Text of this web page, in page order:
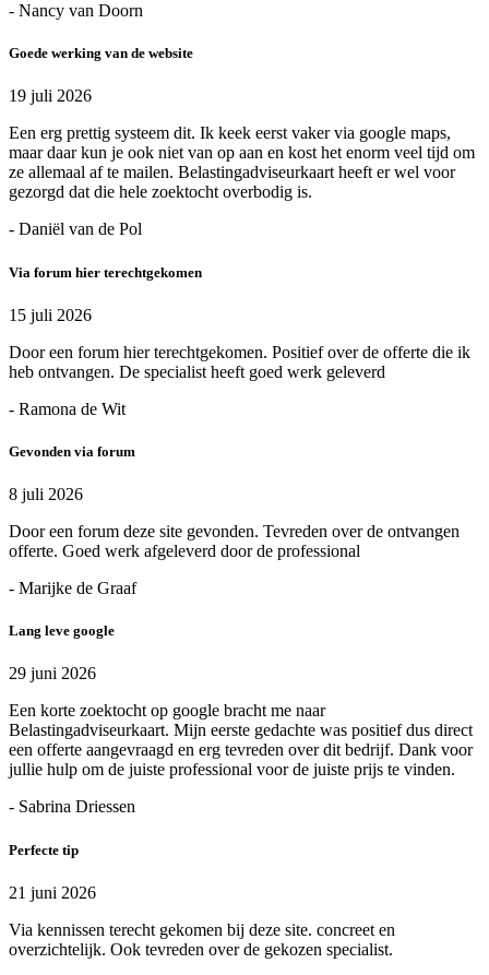
- Nancy van Doorn
Goede werking van de website
19 juli 2026
Een erg prettig systeem dit. Ik keek eerst vaker via google maps,
maar daar kun je ook niet van op aan en kost het enorm veel tijd om
ze allemaal af te mailen. Belastingadviseurkaart heeft er wel voor
gezorgd dat die hele zoektocht overbodig is.
- Daniël van de Pol
Via forum hier terechtgekomen
15 juli 2026
Door een forum hier terechtgekomen. Positief over de offerte die ik
heb ontvangen. De specialist heeft goed werk geleverd
- Ramona de Wit
Gevonden via forum
8 juli 2026
Door een forum deze site gevonden. Tevreden over de ontvangen
offerte. Goed werk afgeleverd door de professional
- Marijke de Graaf
Lang leve google
29 juni 2026
Een korte zoektocht op google bracht me naar
Belastingadviseurkaart. Mijn eerste gedachte was positief dus direct
een offerte aangevraagd en erg tevreden over dit bedrijf. Dank voor
jullie hulp om de juiste professional voor de juiste prijs te vinden.
- Sabrina Driessen
Perfecte tip
21 juni 2026
Via kennissen terecht gekomen bij deze site. concreet en
overzichtelijk. Ook tevreden over de gekozen specialist.